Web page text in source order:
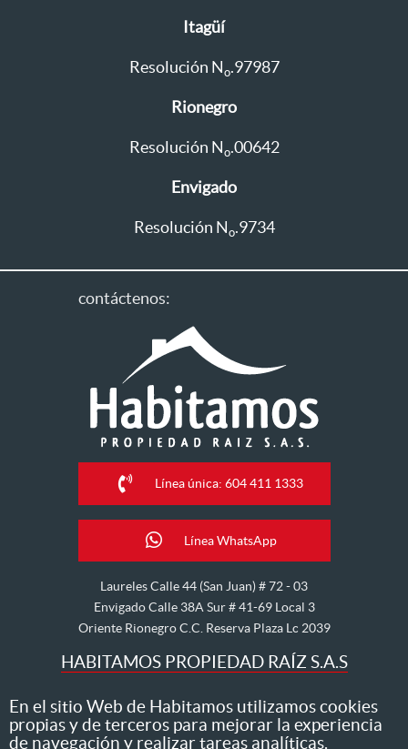
Itagüí
Resolución N o.97987
Rionegro
Resolución N o.00642
Envigado
Resolución N o.9734
contáctenos:
Línea única: 604 411 1333
Línea WhatsApp
Laureles Calle 44 (San Juan) # 72 - 03
Envigado Calle 38A Sur # 41-69 Local 3
Oriente Rionegro C.C. Reserva Plaza Lc 2039
HABITAMOS PROPIEDAD RAÍZ S.A.S
Nos dedicamos al arriendo, venta, hipoteca, avalúo y
administración de inmuebles
En el sitio Web de Habitamos utilizamos cookies
propias y de terceros para mejorar la experiencia
de navegación y realizar tareas analíticas.